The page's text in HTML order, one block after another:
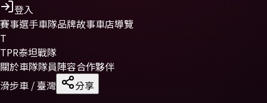
登入
賽事選手車隊品牌故事車店導覽
T
TPR泰坦戰隊
關於車隊隊員陣容合作夥伴
滑步車 / 臺灣
分享